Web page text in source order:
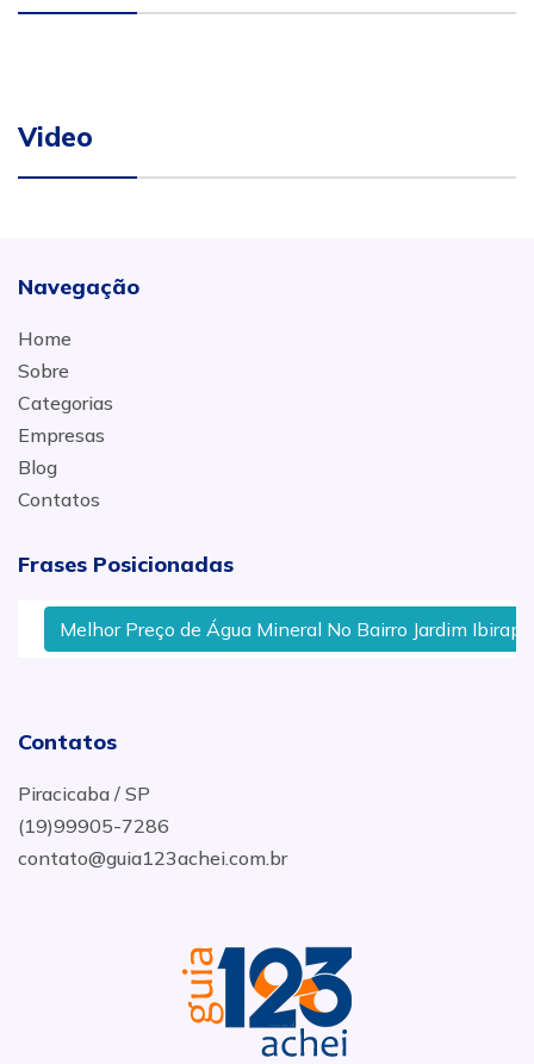
Video
Navegação
Home
Sobre
Categorias
Empresas
Blog
Contatos
Frases Posicionadas
Melhor Preço de Água Mineral No Bairro Jardim
Contatos
Piracicaba / SP
(19)99905-7286
contato@guia123achei.com.br